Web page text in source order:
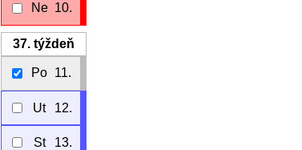
Ne 10.
37.týždeň
Po 11.
Ut 12.
St 13.